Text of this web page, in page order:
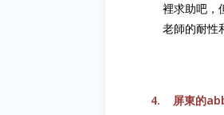
裡求助吧，
老師的耐性
4. 屏東的